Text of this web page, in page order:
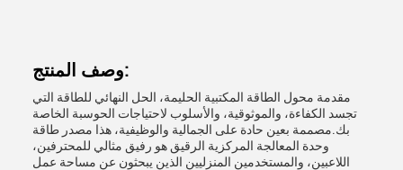
وصف المنتج:
مقدمة محول الطاقة المكتبية الحليمة، الحل النهائي للطاقة التي
تجسد الكفاءة، والموثوقية، والأسلوب لاحتياجات الحوسبة الخاصة
بك.مصممة بعين حادة على الجمالية والوظيفية، هذا مصدر طاقة
وحدة المعالجة المركزية الرقيق هو رفيق مثالي للمحترفين،
اللاعبين، والمستخدمين المنزليين الذين يبحثون عن مساحة عمل